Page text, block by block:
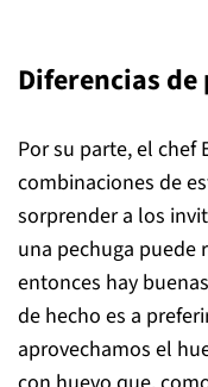
Diferencias de
Por su parte, el chef
combinaciones de
sorprender a los
una pechuga puede
entonces hay
de hecho es a
aprovechamos el